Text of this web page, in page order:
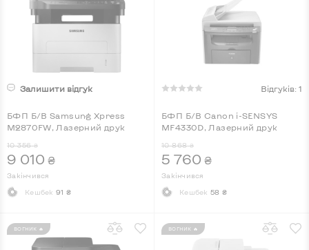
Залишити відгук
БФП Б/В Samsung Xpress
M2870FW, Лазерний друк
10 356 ₴
9 010 ₴
Закінчився
Кешбек 91 ₴
Відгуків: 1
БФП Б/В Canon i-SENSYS
MF4330D, Лазерний друк
10 868 ₴
5 760 ₴
Закінчився
Кешбек 58 ₴
ВОГНИК 🔥 ВОГНИК 🔥